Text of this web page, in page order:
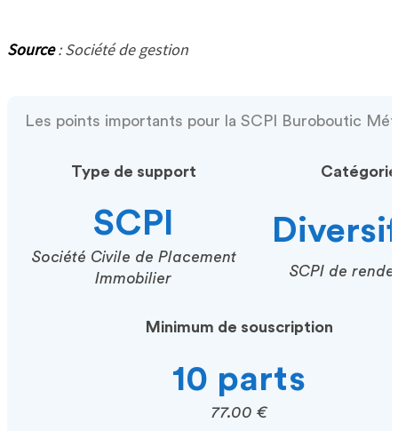
Source: Société de gestion
Les points importants pour la SCPI Buroboutic
Type de support
SCPI
Société Civile de Placement
Immobilier
Catégorie
SCPI de
Minimum de souscription
10 parts
77.00 €